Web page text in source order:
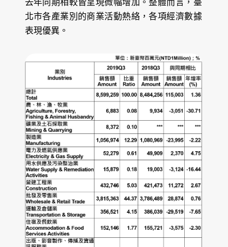
去年同期相較皆呈現微幅增加。整體而言，臺
北市各產業別的商業活動熱絡，各項經濟數據
表現優異。